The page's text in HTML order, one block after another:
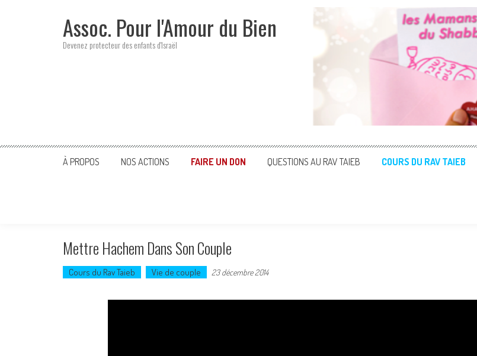
Assoc. Pour l'Amour du Bien
Devenez protecteur des enfants d'Israël
À PROPOS NOS ACTIONS FAIRE UN DON QUESTIONS AU RAV TAIEB COURS DU RAV TAIEB
Mettre Hachem Dans Son Couple
Cours du Rav Taieb Vie de couple 23 décembre 2014